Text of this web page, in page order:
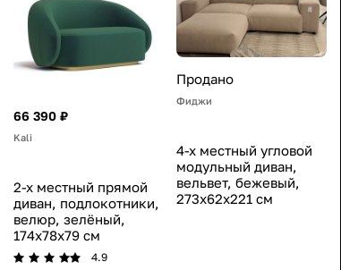
66 390 ₽
Kali
2-х местный прямой
диван, подлокотники,
велюр, зелёный,
174x78x79 см
4.9
Продано
Фиджи
4-х местный угловой
модульный диван,
вельвет, бежевый,
273x62x221 см